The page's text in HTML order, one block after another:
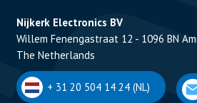
Nijkerk Electronics BV
Willem Fenengastraat 12 - 1096 BN
The Netherlands
+ 31 20 504 14 24 (NL)